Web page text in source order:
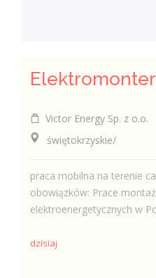
Victor Energy Sp. z o.o.
świętokrzyskie/
praca mobilna na terenie
obowiązków: Prace
elektroenergetycznych w
dzisiaj